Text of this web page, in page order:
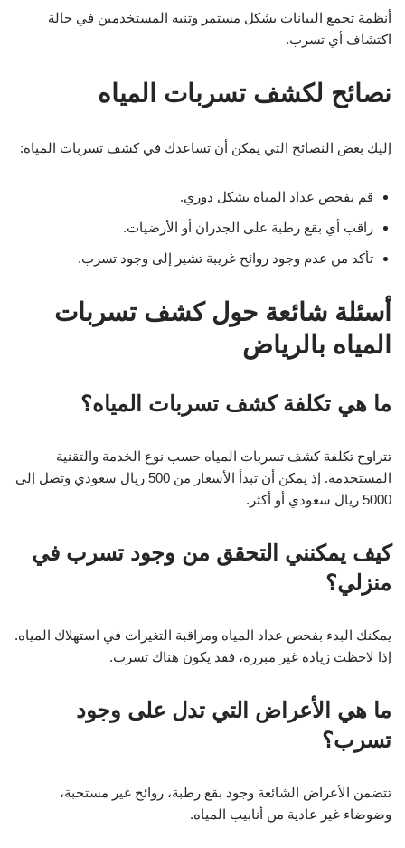
أنظمة تجمع البيانات بشكل مستمر وتنبه المستخدمين في حالة
اكتشاف أي تسرب.
نصائح لكشف تسربات المياه
إليك بعض النصائح التي يمكن أن تساعدك في كشف تسربات المياه:
قم بفحص عداد المياه بشكل دوري.
راقب أي بقع رطبة على الجدران أو الأرضيات.
تأكد من عدم وجود روائح غريبة تشير إلى وجود تسرب.
أسئلة شائعة حول كشف تسربات
المياه بالرياض
ما هي تكلفة كشف تسربات المياه؟
تتراوح تكلفة كشف تسربات المياه حسب نوع الخدمة والتقنية
المستخدمة. إذ يمكن أن تبدأ الأسعار من 500 ريال سعودي وتصل إلى
5000 ريال سعودي أو أكثر.
كيف يمكنني التحقق من وجود تسرب في
منزلي؟
يمكنك البدء بفحص عداد المياه ومراقبة التغيرات في استهلاك المياه.
إذا لاحظت زيادة غير مبررة، فقد يكون هناك تسرب.
ما هي الأعراض التي تدل على وجود
تسرب؟
تتضمن الأعراض الشائعة وجود بقع رطبة، روائح غير مستحبة،
وضوضاء غير عادية من أنابيب المياه.